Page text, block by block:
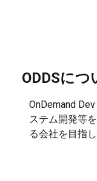
ODDSにつ
OnDemand
ステム開発等
る会社を目指し